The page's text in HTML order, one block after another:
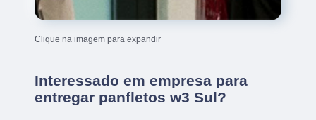
Clique na imagem para expandir
Interessado em empresa para
entregar panfletos w3 Sul?